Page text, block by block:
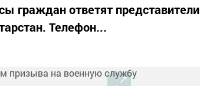
граждан ответят представители
Телефон...